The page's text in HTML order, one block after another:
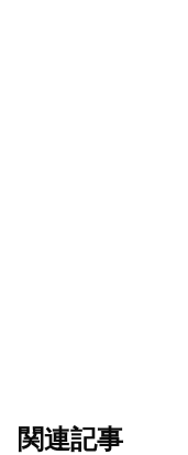
関連記事